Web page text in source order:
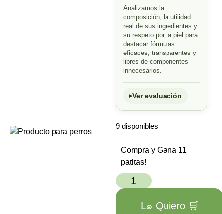
Analizamos la
composición, la utilidad
real de sus ingredientes y
su respeto por la piel para
destacar fórmulas
eficaces, transparentes y
libres de componentes
innecesarios.
Ver evaluación
9 disponibles
Compra y Gana 11
patitas!
L๑ Quiero 🛒